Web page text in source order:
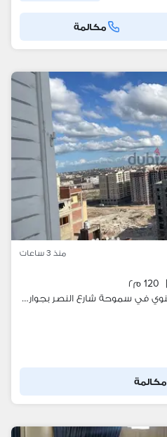
مكالمة
منذ 3 ساعات
120 م٢
شقة مفروشة ومكيفة ايجار سنوي في سموحة شارع النصر بجوار مول فتح الله
مكالمة